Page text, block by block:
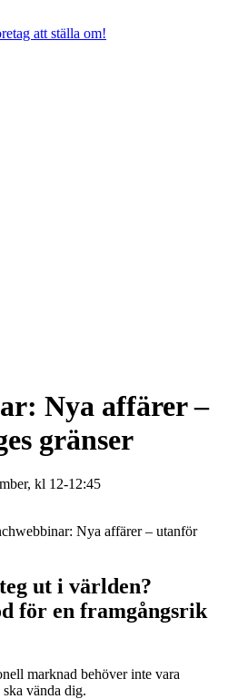
att ställa om!
Nya affärer –
gränser
kl 12-12:45
Nya affärer – utanför
ut i världen?
för en framgångsrik
marknad behöver inte vara
vända dig.